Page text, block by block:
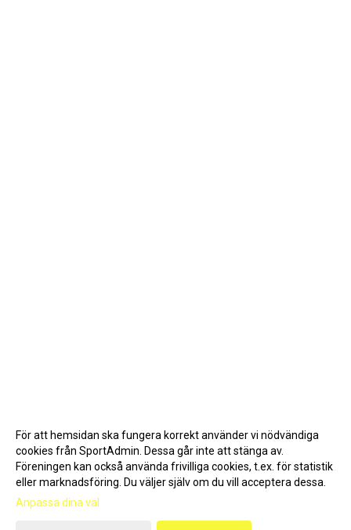
Gå till Webbversion
För att hemsidan ska fungera korrekt använder vi nödvändiga
cookies från SportAdmin. Dessa går inte att stänga av.
Föreningen kan också använda frivilliga cookies, t.ex. för statistik
eller marknadsföring. Du väljer själv om du vill acceptera dessa.
Anpassa dina val